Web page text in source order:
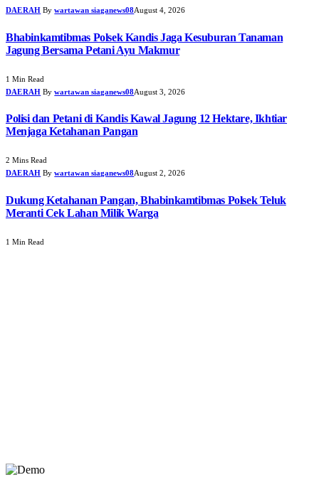
DAERAH By wartawan siaganews08August 4, 2026
Bhabinkamtibmas Polsek Kandis Jaga Kesuburan Tanaman
Jagung Bersama Petani Ayu Makmur
1 Min Read
DAERAH By wartawan siaganews08August 3, 2026
Polisi dan Petani di Kandis Kawal Jagung 12 Hektare, Ikhtiar
Menjaga Ketahanan Pangan
2 Mins Read
DAERAH By wartawan siaganews08August 2, 2026
Dukung Ketahanan Pangan, Bhabinkamtibmas Polsek Teluk
Meranti Cek Lahan Milik Warga
1 Min Read